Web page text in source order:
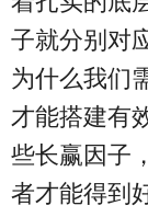
子就分别对
为什么我们
才能搭建有
些长赢因子
者才能得到